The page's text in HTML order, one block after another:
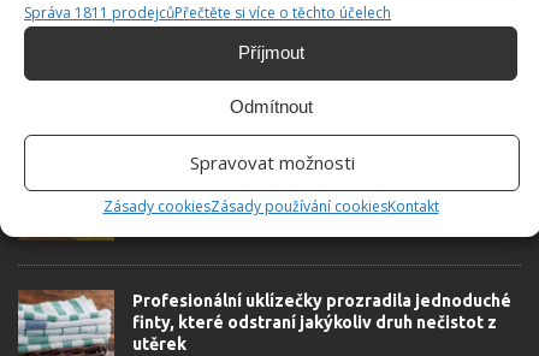
Správa 1811 prodejcůPřečtěte si více o těchto účelech
Příjmout
Odmítnout
Spravovat možnosti
Zásady cookiesZásady používání cookiesKontakt
Odstraňte připálený tuk z roštu u trouby
domácí metodou zkušených hospodyněk
Čisté sklo trouby, za které by se nestyděla ani
výloha obchodu: Vše zařídí kuchyňská směs s
Profesionální uklízečky prozradila jednoduché
finty, které odstraní jakýkoliv druh nečistot z
utěrek